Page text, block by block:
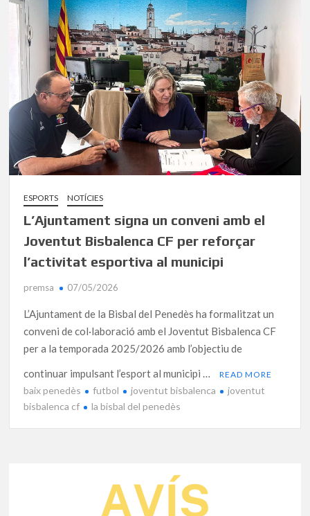
ESPORTS NOTÍCIES
L’Ajuntament signa un conveni amb el
Joventut Bisbalenca CF per reforçar
l’activitat esportiva al municipi
premsa 07/05/2026
L’Ajuntament de la Bisbal del Penedès ha formalitzat un
conveni de col·laboració amb el Joventut Bisbalenca CF
per a la temporada 2025/2026 amb l’objectiu de
continuar impulsant l’esport al municipi …
READ MORE
baix penedès futbol joventut bisbalenca
joventut
bisbalenca cf
la bisbal del penedès